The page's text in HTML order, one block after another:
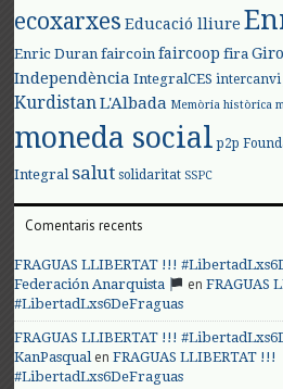
ecoxarxes Educació lliure
Enric Duran faircoin faircoop fira
Independència IntegralCES intercanvi
KurdistanL'Albada Memòria històrica
moneda social p2p
Integral salut solidaritat SSPC
Comentaris recents
FRAGUAS LLIBERTAT !!!
Federación Anarquista
enFRAGUAS
#LibertadLxs6DeFraguas
FRAGUAS LLIBERTAT !!!
KanPasqualenFRAGUAS LLIBERTAT !!!
#LibertadLxs6DeFraguas